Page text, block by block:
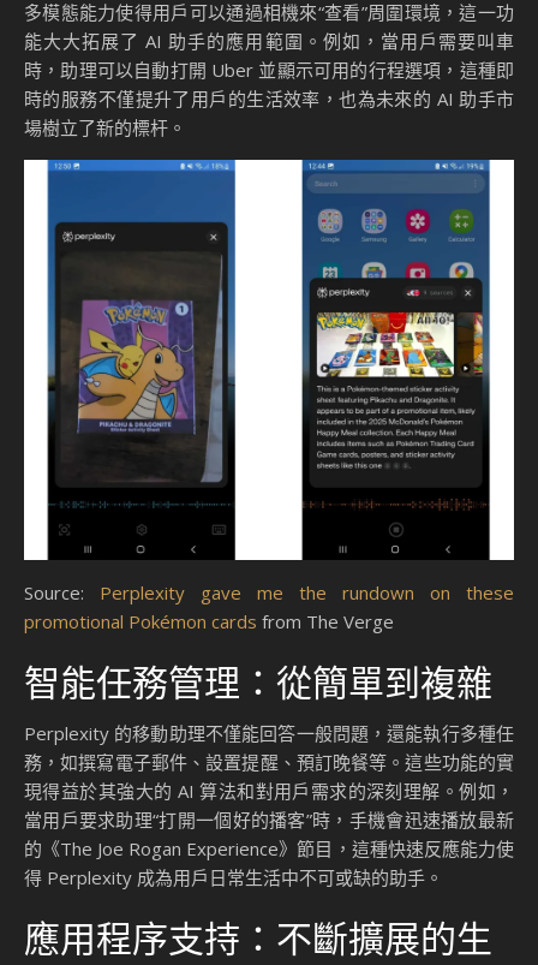
多模態能力使得用戶可以通過相機來“查看”周圍環境，這一功
能大大拓展了 AI 助手的應用範圍。例如，當用戶需要叫車
時，助理可以自動打開 Uber 並顯示可用的行程選項，這種即
時的服務不僅提升了用戶的生活效率，也為未來的 AI 助手市
場樹立了新的標杆。
Source: Perplexity gave me the rundown on these
promotional Pokémon cards from The Verge
智能任務管理：從簡單到複雜
Perplexity 的移動助理不僅能回答一般問題，還能執行多種任
務，如撰寫電子郵件、設置提醒、預訂晚餐等。這些功能的實
現得益於其強大的 AI 算法和對用戶需求的深刻理解。例如，
當用戶要求助理“打開一個好的播客”時，手機會迅速播放最新
的《The Joe Rogan Experience》節目，這種快速反應能力使
得 Perplexity 成為用戶日常生活中不可或缺的助手。
應用程序支持：不斷擴展的生